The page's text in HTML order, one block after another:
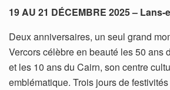
19 AU 21 DÉCEMBRE 2025 –
Deux anniversaires, un seul grand
Vercors célèbre en beauté les 50 ans
et les 10 ans du Cairn, son centre
emblématique. Trois jours de